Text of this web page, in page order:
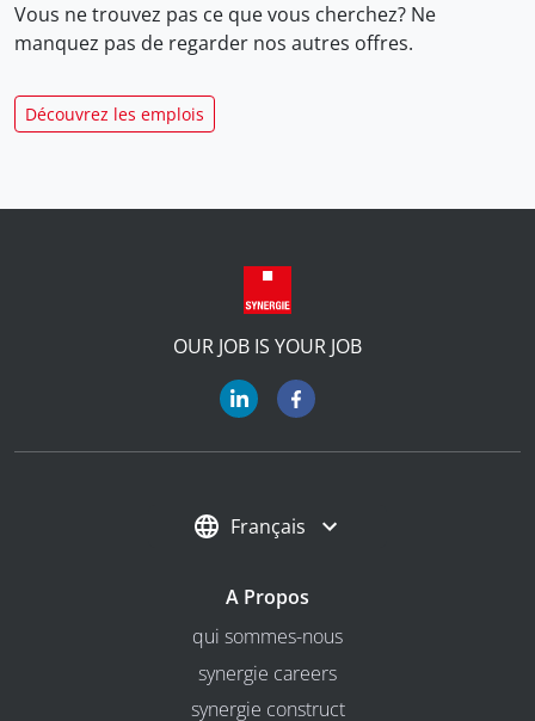
Vous ne trouvez pas ce que vous cherchez? Ne
manquez pas de regarder nos autres offres.
Découvrez les emplois
OUR JOB IS YOUR JOB
Français
A Propos
qui sommes-nous
synergie careers
synergie construct